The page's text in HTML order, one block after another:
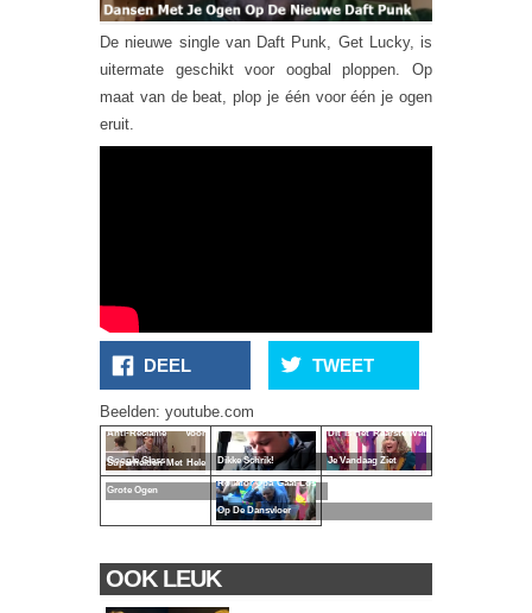
De nieuwe single van Daft Punk, Get Lucky, is
uitermate geschikt voor oogbal ploppen. Op
maat van de beat, plop je één voor één je ogen
eruit.
DEEL TWEET
Beelden: youtube.com
Anti-Reclame Voor
Google Glass Dikke Schrik!
Dit Is Het Raarste Wat
Je Vandaag Ziet
Superhelden Met Hele
Grote Ogen
Rollator Opa Gaat Los
Op De Dansvloer
OOK LEUK